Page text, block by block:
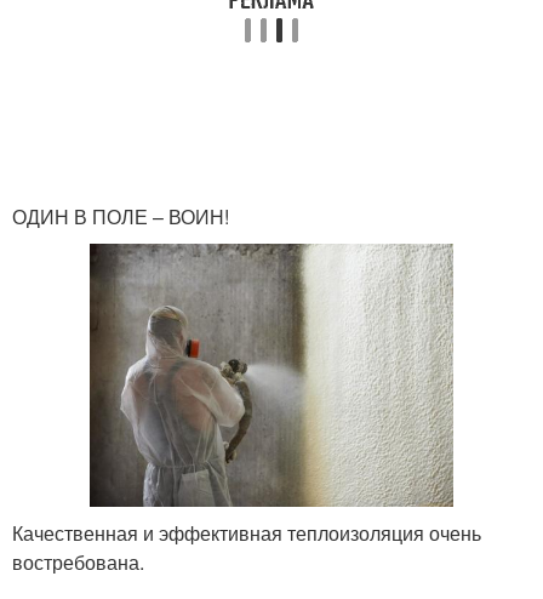
ОДИН В ПОЛЕ – ВОИН!
Качественная и эффективная теплоизоляция очень
востребована.